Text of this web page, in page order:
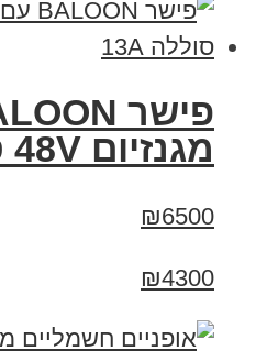
מגנזיום 48V סוללה 13A
₪6500
₪4300